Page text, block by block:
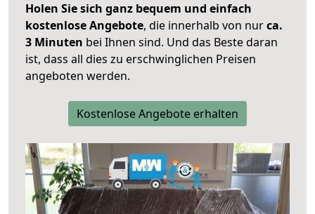
Holen Sie sich ganz bequem und einfach
kostenlose Angebote, die innerhalb von nurca.
3 Minuten bei Ihnen sind. Und das Beste daran
ist, dass all dies zu erschwinglichen Preisen
angeboten werden.
Kostenlose Angebote erhalten